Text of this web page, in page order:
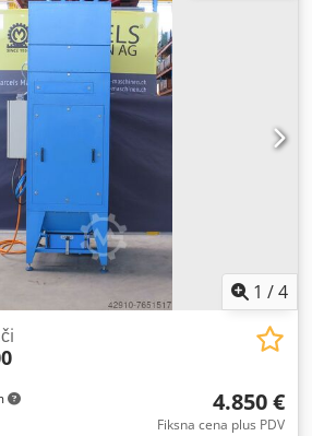
1 /4
4.850 €
Fiksna cena plus PDV